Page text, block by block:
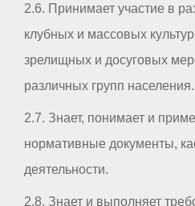
2.6. Принимает участие в
клубных и массовых
зрелищных и досуговых
различных групп населения.
2.7. Знает, понимает и
нормативные документы,
деятельности.
2.8. Знает и выполняет